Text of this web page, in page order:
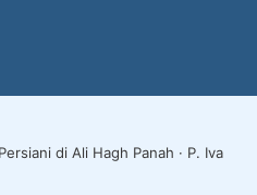
di Ali Hagh Panah · P. Iva